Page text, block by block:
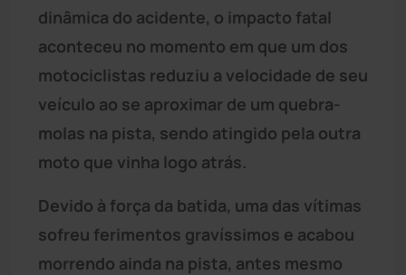
dinâmica do acidente, o impacto fatal
aconteceu no momento em que um dos
motociclistas reduziu a velocidade de seu
veículo ao se aproximar de um quebra-
molas na pista, sendo atingido pela outra
moto que vinha logo atrás.
Devido à força da batida, uma das vítimas
sofreu ferimentos gravíssimos e acabou
morrendo ainda na pista, antes mesmo